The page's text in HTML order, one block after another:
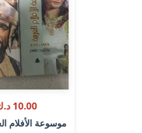
10.00 د.ك
موسوعة الأفلام